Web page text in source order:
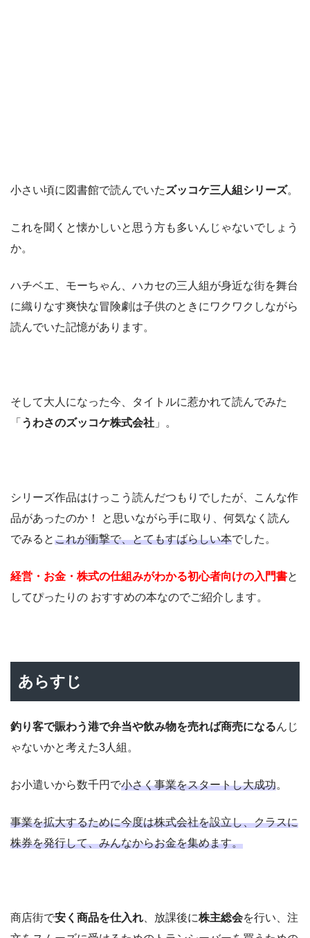
小さい頃に図書館で読んでいた ズッコケ三人組シリーズ。
これを聞くと懐かしいと思う方も多いんじゃないでしょう
か。
ハチベエ、モーちゃん、ハカセの三人組が身近な街を舞台
に織りなす爽快な冒険劇は子供のときにワクワクしながら
読んでいた記憶があります。
そして大人になった今、タイトルに惹かれて読んでみた
「 うわさのズッコケ株式会社 」。
シリーズ作品はけっこう読んだつもりでしたが、こんな作
品があったのか！ と思いながら手に取り、何気なく読ん
でみるとこれが衝撃で、とてもすばらしい本でした。
経営・お金・株式の仕組みがわかる初心者向けの入門書と
してぴったりの おすすめの本なのでご紹介します。
あらすじ
釣り客で賑わう港で弁当や飲み物を売れば商売になるんじ
ゃないかと考えた3人組。
お小遣いから数千円で小さく事業をスタートし大成功。
事業を拡大するために今度は株式会社を設立し、クラスに
株券を発行して、みんなからお金を集めます。
商店街で安く商品を仕入れ、放課後に株主総会を行い、注